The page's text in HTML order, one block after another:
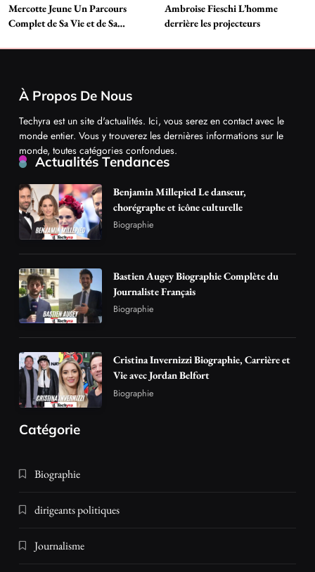
Mercotte Jeune Un Parcours
Complet de Sa Vie et de Sa
Ambroise Fieschi L’homme
derrière les projecteurs
À Propos De Nous
Techyra est un site d'actualités. Ici, vous serez en contact avec le
monde entier. Vous y trouverez les dernières informations sur le
monde, toutes catégories confondues.
Actualités Tendances
Benjamin Millepied Le danseur,
chorégraphe et icône culturelle
Biographie
Bastien Augey Biographie Complète du
Journaliste Français
Biographie
Cristina Invernizzi Biographie, Carrière et
Vie avec Jordan Belfort
Biographie
Catégorie
Biographie
dirigeants politiques
Journalisme